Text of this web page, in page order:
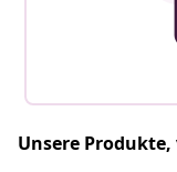
Unsere